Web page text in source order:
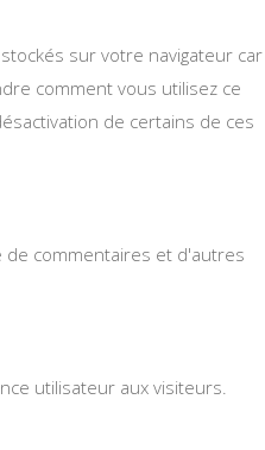
sur votre navigateur car
comment vous utilisez ce
de certains de ces
de commentaires et d'autres
utilisateur aux visiteurs.